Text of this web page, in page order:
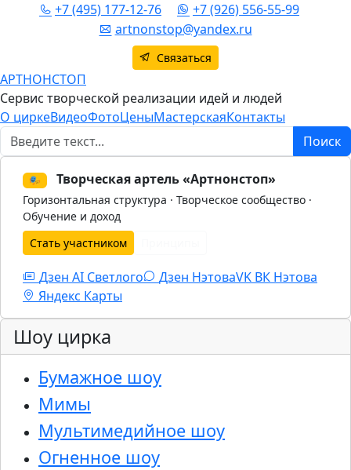
+7 (495) 177-12-76
+7 (926) 556-55-99
artnonstop@yandex.ru
Связаться
АРТНОНСТОП
Сервис творческой реализации идей и людей
О циркеВидеоФотоЦеныМастерскаяКонтакты
Поиск
Поиск
🎭 Творческая артель «Артнонстоп»
Горизонтальная структура · Творческое сообщество ·
Обучение и доход
Стать участником
Дзен AI Светлого Дзен НэтоваVK ВК Нэтова
Яндекс Карты
Шоу цирка
Бумажное шоу
Мимы
Мультимедийное шоу
Огненное шоу